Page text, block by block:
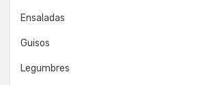
Ensaladas
Guisos
Legumbres